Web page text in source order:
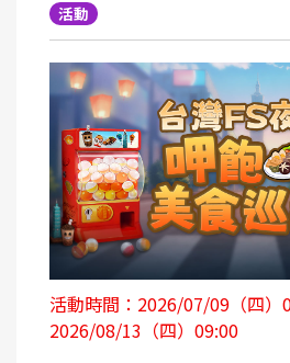
活動
活動時間：2026/07/09（四）
2026/08/13（四）09:00